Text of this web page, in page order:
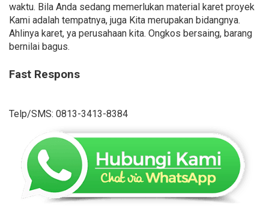
waktu. Bila Anda sedang memerlukan material karet proyek
Kami adalah tempatnya, juga Kita merupakan bidangnya.
Ahlinya karet, ya perusahaan kita. Ongkos bersaing, barang
bernilai bagus.
Fast Respons
Telp/SMS: 0813-3413-8384